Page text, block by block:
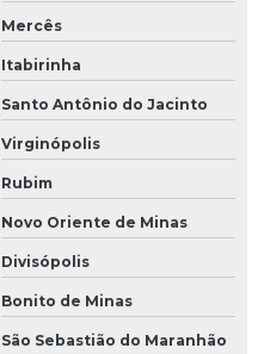
Mercês
Itabirinha
Santo Antônio do Jacinto
Virginópolis
Rubim
Novo Oriente de Minas
Divisópolis
Bonito de Minas
São Sebastião do Maranhão